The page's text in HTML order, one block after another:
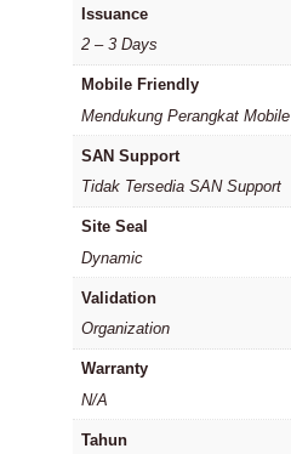
Issuance
2 – 3 Days
Mobile Friendly
Mendukung Perangkat Mobile
SAN Support
Tidak Tersedia SAN Support
Site Seal
Dynamic
Validation
Organization
Warranty
N/A
Tahun